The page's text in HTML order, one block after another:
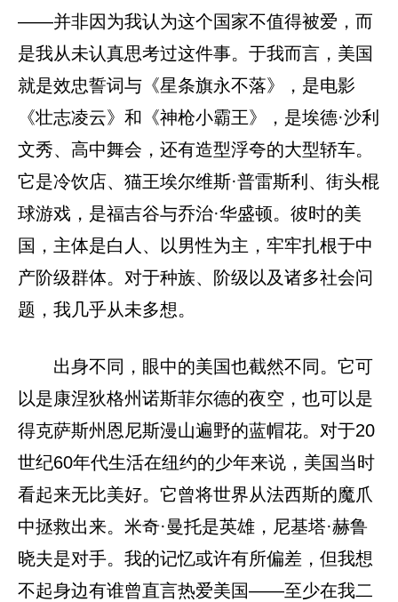
——并非因为我认为这个国家不值得被爱，而
是我从未认真思考过这件事。于我而言，美国
就是效忠誓词与《星条旗永不落》，是电影
《壮志凌云》和《神枪小霸王》，是埃德·沙利
文秀、高中舞会，还有造型浮夸的大型轿车。
它是冷饮店、猫王埃尔维斯·普雷斯利、街头棍
球游戏，是福吉谷与乔治·华盛顿。彼时的美
国，主体是白人、以男性为主，牢牢扎根于中
产阶级群体。对于种族、阶级以及诸多社会问
题，我几乎从未多想。
出身不同，眼中的美国也截然不同。它可
以是康涅狄格州诺斯菲尔德的夜空，也可以是
得克萨斯州恩尼斯漫山遍野的蓝帽花。对于20
世纪60年代生活在纽约的少年来说，美国当时
看起来无比美好。它曾将世界从法西斯的魔爪
中拯救出来。米奇·曼托是英雄，尼基塔·赫鲁
晓夫是对手。我的记忆或许有所偏差，但我想
不起身边有谁曾直言热爱美国——至少在我二